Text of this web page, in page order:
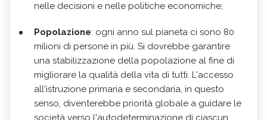
nelle decisioni e nelle politiche economiche;
Popolazione: ogni anno sul pianeta ci sono 80
milioni di persone in più. Si dovrebbe garantire
una stabilizzazione della popolazione al fine di
migliorare la qualità della vita di tutti. L'accesso
all'istruzione primaria e secondaria, in questo
senso, diventerebbe priorità globale a guidare le
società verso l'autodeterminazione di ciascun